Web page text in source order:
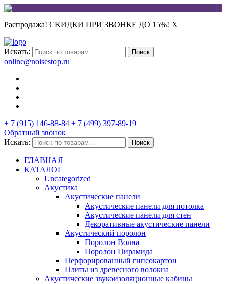
Распродажа! СКИДКИ ПРИ ЗВОНКЕ ДО 15%! X
Искать: Поиск
online@noisestop.ru
+ 7 (915) 146-88-84 + 7 (499) 397-89-19
Обратный звонок
Искать:
Поиск
ГЛАВНАЯ
КАТАЛОГ
Uncategorized
Акустика
Акустические панели
Акустические панели для потолка
Акустические панели для стен
Декоративные акустические панели
Акустический поролон
Поролон Волна
Поролон Пирамида
Перфорированный гипсокартон
Плиты из древесного волокна
Акустические звукоизоляционные кабины